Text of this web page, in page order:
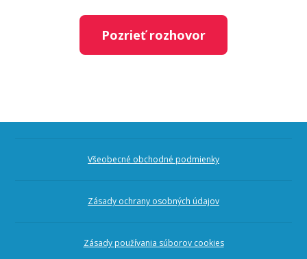
Pozrieť rozhovor
Všeobecné obchodné podmienky
Zásady ochrany osobných údajov
Zásady používania súborov cookies